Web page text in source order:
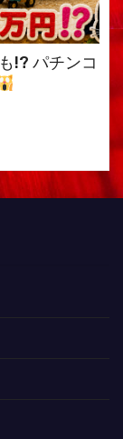
!? パチンコ